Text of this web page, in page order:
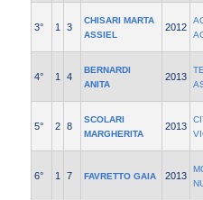
3° 1 3
CHISARI MARTA
ASSIEL
2012
4° 1 4
BERNARDI
ANITA
2013
5° 2 8
SCOLARI
MARGHERITA
2013
6° 1 7 FAVRETTO GAIA 2013